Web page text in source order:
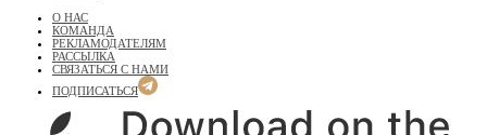
О НАС
КОМАНДА
РЕКЛАМОДАТЕЛЯМ
РАССЫЛКА
СВЯЗАТЬСЯ С НАМИ
ПОДПИСАТЬСЯ